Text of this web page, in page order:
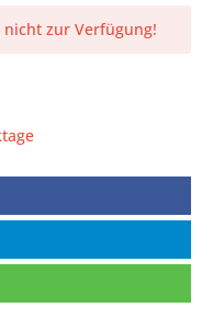
zur Verfügung!